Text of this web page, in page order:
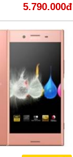
5.790.000đ